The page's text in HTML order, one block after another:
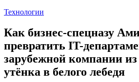
Технологии
Как бизнес-спецназу
превратить IT-
зарубежной компании из
утёнка в белого лебедя